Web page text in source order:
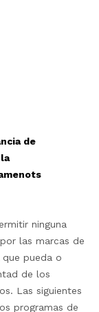
de
ninguna
las marcas de
pueda o
de los
Las siguientes
programas de